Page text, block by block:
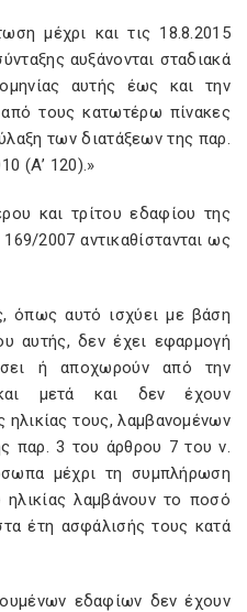
μέχρι και τις 18.8.2015
αυξάνονται σταδιακά
αυτής έως και την
τους κατωτέρω πίνακες
των διατάξεων της παρ.
(Α’ 120).»
και τρίτου εδαφίου της
2007 αντικαθίστανται ως
όπως αυτό ισχύει με βάση
αυτής, δεν έχει εφαρμογή
ή αποχωρούν από την
μετά και δεν έχουν
τους, λαμβανομένων
παρ. 3 του άρθρου 7 του ν.
μέχρι τη συμπλήρωση
λαμβάνουν το ποσό
έτη ασφάλισής τους κατά
εδαφίων δεν έχουν